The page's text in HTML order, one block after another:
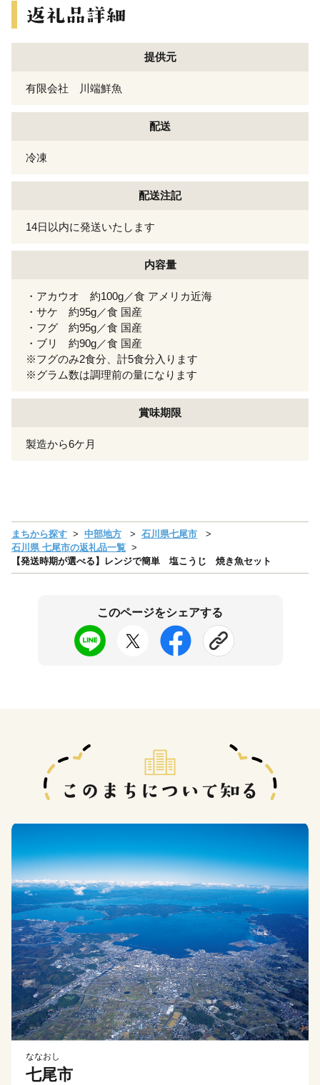
提供元
有限会社 川端鮮魚
配送
冷凍
配送注記
14日以内に発送いたします
内容量
・アカウオ 約100g／食 アメリカ近海
・サケ 約95g／食 国産
・フグ 約95g／食 国産
・ブリ 約90g／食 国産
※フグのみ2食分、計5食分入ります
※グラム数は調理前の量になります
賞味期限
製造から6ケ月
まちから探す 中部地方
石川県七尾市
石川県 七尾市の返礼品一覧
【発送時期が選べる】レンジで簡単 塩こうじ 焼き魚セット
このページをシェアする
ななおし
七尾市